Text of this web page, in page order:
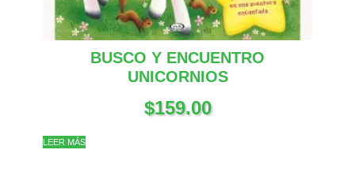
BUSCO Y ENCUENTRO
UNICORNIOS
$159.00
LEER MÁS